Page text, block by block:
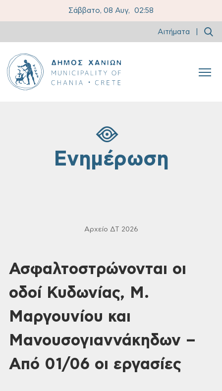
Σάββατο, 08 Αυγ, 02:58
Αιτήματα
Ενημέρωση
Αρχείο ΔΤ 2026
Ασφαλτοστρώνονται οι
οδοί Κυδωνίας, Μ.
Μαργουνίου και
Μανουσογιαννάκηδων –
Από 01/06 οι εργασίες